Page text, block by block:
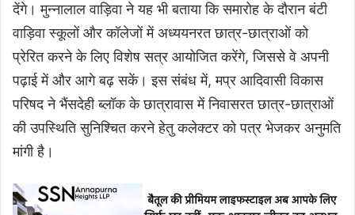
देंगे। मुन्नालाल वाड़िवा ने यह भी बताया कि समारोह के दौरान बंटी
वाड़िवा स्कूलों और कॉलेजों में अध्ययनरत छात्र-छात्राओं को
प्रेरित करने के लिए विशेष सत्र आयोजित करेंगे, जिससे वे अपनी
पढ़ाई में और आगे बढ़ सकें। इस संबंध में, मप्र आदिवासी विकास
परिषद ने भैंसदेही ब्लॉक के छात्रावास में निवासरत छात्र-छात्राओं
की उपस्थिति सुनिश्चित करने हेतु कलेक्टर को पत्र भेजकर अनुमति
मांगी है।